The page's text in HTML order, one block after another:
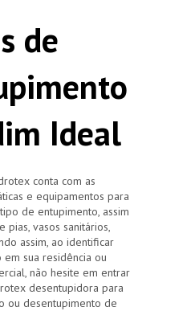
de
Ideal
conta com as
e equipamentos para
de entupimento, assim
pias, vasos sanitários,
assim, ao identificar
sua residência ou
não hesite em entrar
desentupidora para
ou desentupimento de